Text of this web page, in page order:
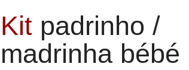
Kit padrinho /
madrinha bébé